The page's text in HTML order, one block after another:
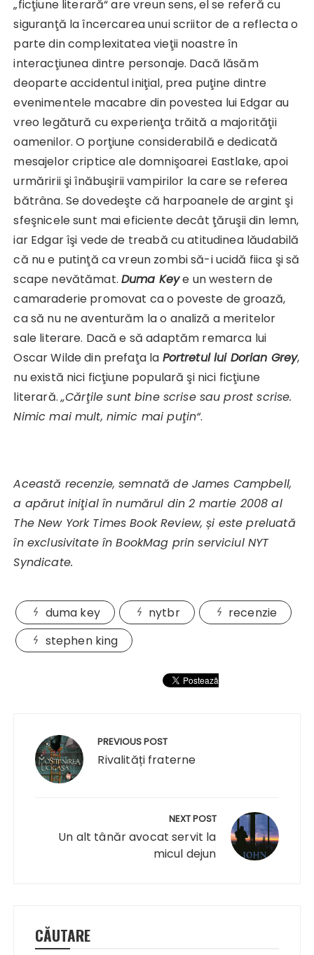
„ficţiune literară“ are vreun sens, el se referă cu
siguranţă la încercarea unui scriitor de a reflecta o
parte din complexitatea vieţii noastre în
interacţiunea dintre personaje. Dacă lăsăm
deoparte accidentul iniţial, prea puţine dintre
evenimentele macabre din povestea lui Edgar au
vreo legătură cu experienţa trăită a majorităţii
oamenilor. O porţiune considerabilă e dedicată
mesajelor criptice ale domnişoarei Eastlake, apoi
urmăririi şi înăbuşirii vampirilor la care se referea
bătrâna. Se dovedeşte că harpoanele de argint şi
sfeşnicele sunt mai eficiente decât ţăruşii din lemn,
iar Edgar îşi vede de treabă cu atitudinea lăudabilă
că nu e putinţă ca vreun zombi să-i ucidă fiica şi să
scape nevătămat.Duma Keye un western de
camaraderie promovat ca o poveste de groază,
ca să nu ne aventurăm la o analiză a meritelor
sale literare. Dacă e să adaptăm remarca lui
Oscar Wilde din prefaţa la Portretul lui Dorian Grey,
nu există nici ficţiune populară şi nici ficţiune
literară.„Cărţile sunt bine scrise sau prost scrise.
Nimic mai mult, nimic mai puţin“.
Această recenzie, semnată de James Campbell,
a apărut iniţial în numărul din 2 martie 2008 al
The New York Times Book Review, și este preluată
în exclusivitate în BookMag prin serviciul NYT
Syndicate.
duma key nytbr
recenzie
stephen king
articole
PREVIOUS POST
Rivalități fraterne
NEXT POST
Un alt tânăr avocat servit la
micul dejun
CĂUTARE